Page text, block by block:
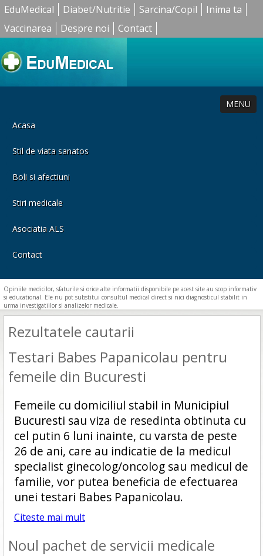
EduMedical Diabet/Nutritie Sarcina/Copil
Inima ta
Vaccinarea
Despre noi Contact
MENU
Acasa
Stil de viata sanatos
Boli si afectiuni
Stiri medicale
Asociatia ALS
Contact
Opiniile medicilor, sfaturile si orice alte informatii disponibile pe acest site au scop informativ
si educational. Ele nu pot substitui consultul medical direct si nici diagnosticul stabilit in
urma investigatiilor si analizelor medicale.
Rezultatele cautarii
Testari Babes Papanicolau pentru
femeile din Bucuresti
Femeile cu domiciliul stabil in Municipiul
Bucuresti sau viza de resedinta obtinuta cu
cel putin 6 luni inainte, cu varsta de peste
26 de ani, care au indicatie de la medicul
specialist ginecolog/oncolog sau medicul de
familie, vor putea beneficia de efectuarea
unei testari Babes Papanicolau.
Citeste mai mult
Noul pachet de servicii medicale